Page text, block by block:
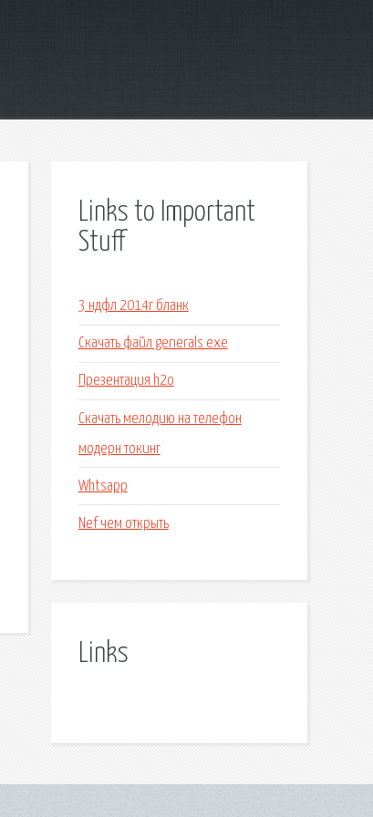
Links to Important
Stuff
3 ндфл 2014г бланк
Скачать файл generals exe
Презентация h2o
Скачать мелодию на телефон
модерн токинг
Whtsapp
Nef чем открыть
Links